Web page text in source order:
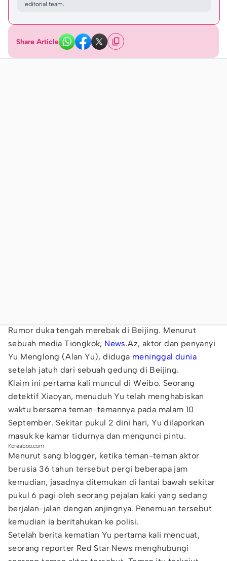
editorial team.
Share Article
Rumor duka tengah merebak di Beijing. Menurut
sebuah media Tiongkok, News.Az, aktor dan penyanyi
Yu Menglong (Alan Yu), diduga meninggal dunia
setelah jatuh dari sebuah gedung di Beijing.
Klaim ini pertama kali muncul di Weibo. Seorang
detektif Xiaoyan, menuduh Yu telah menghabiskan
waktu bersama teman-temannya pada malam 10
September. Sekitar pukul 2 dini hari, Yu dilaporkan
masuk ke kamar tidurnya dan mengunci pintu.
Koreaboo.com
Menurut sang blogger, ketika teman-teman aktor
berusia 36 tahun tersebut pergi beberapa jam
kemudian, jasadnya ditemukan di lantai bawah sekitar
pukul 6 pagi oleh seorang pejalan kaki yang sedang
berjalan-jalan dengan anjingnya. Penemuan tersebut
kemudian ia beritahukan ke polisi.
Setelah berita kematian Yu pertama kali mencuat,
seorang reporter Red Star News menghubungi